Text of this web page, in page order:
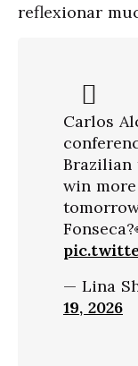
reflexionar
Carlos
win
— Lina
19, 2026